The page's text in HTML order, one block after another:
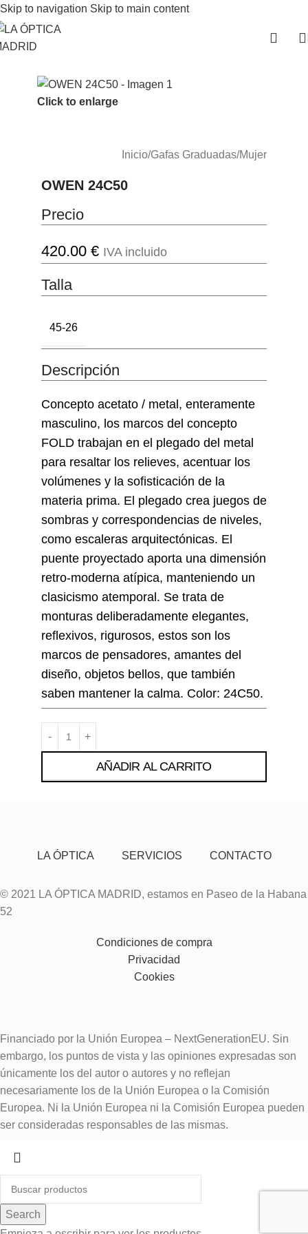
Skip to navigation Skip to main content
Click to enlarge
Inicio/Gafas Graduadas/Mujer
OWEN 24C50
Precio
420.00 € IVA incluido
Talla
45-26
Descripción
Concepto acetato / metal, enteramente
masculino, los marcos del concepto
FOLD trabajan en el plegado del metal
para resaltar los relieves, acentuar los
volúmenes y la sofisticación de la
materia prima. El plegado crea juegos de
sombras y correspondencias de niveles,
como escaleras arquitectónicas. El
puente proyectado aporta una dimensión
retro-moderna atípica, manteniendo un
clasicismo atemporal. Se trata de
monturas deliberadamente elegantes,
reflexivos, rigurosos, estos son los
marcos de pensadores, amantes del
diseño, objetos bellos, que también
saben mantener la calma. Color: 24C50.
AÑADIR AL CARRITO
LA ÓPTICA SERVICIOS CONTACTO
© 2021 LA ÓPTICA MADRID, estamos en Paseo de la Habana
52
Condiciones de compra
Privacidad
Cookies
Financiado por la Unión Europea – NextGenerationEU. Sin
embargo, los puntos de vista y las opiniones expresadas son
únicamente los del autor o autores y no reflejan
necesariamente los de la Unión Europea o la Comisión
Europea. Ni la Unión Europea ni la Comisión Europea pueden
ser consideradas responsables de las mismas.
Search